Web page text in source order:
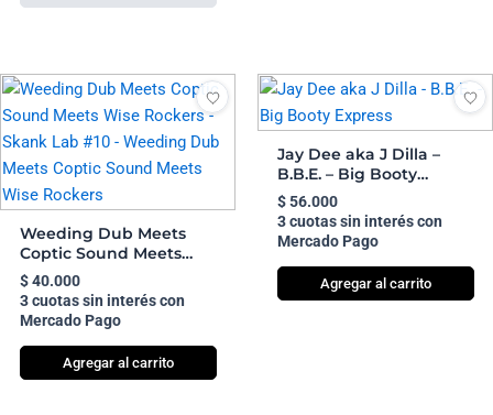
Weeding Dub Meets
Coptic Sound Meets
Wise Rockers – Skank
Lab #10 – Weeding Dub
Meets Coptic Sound
Meets Wise Rockers
$40.000
3 cuotas sin interés con
Mercado Pago
Agregar al carrito
Jay Dee aka J Dilla –
B.B.E. – Big Booty
Express
$56.000
3 cuotas sin interés con
Mercado Pago
Agregar al carrito